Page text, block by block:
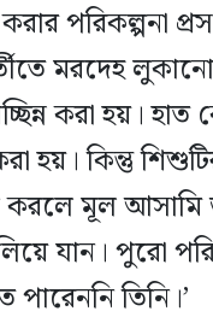
পরিকল্পনা
মরদেহ
করা হয়।
হয়। কিন্তু
করলে মূল আসামি
যান। পুরো
পারেননি তিনি।’